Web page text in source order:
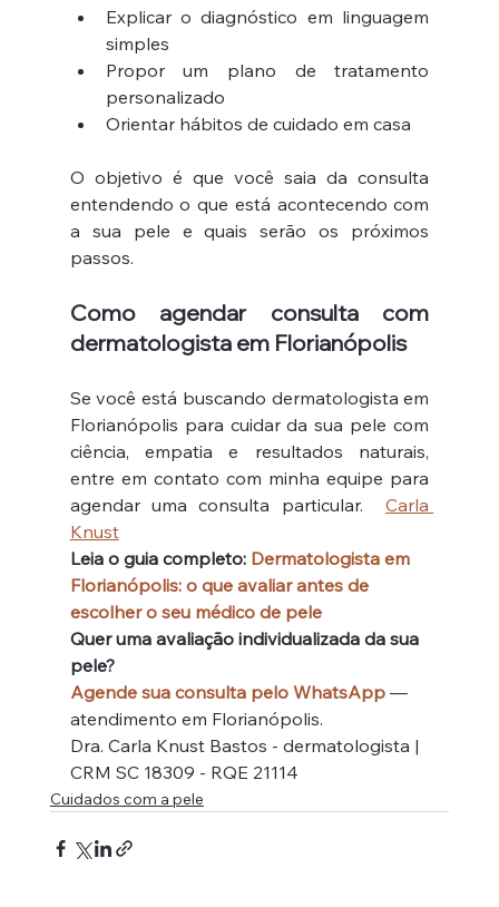
Explicar o diagnóstico em linguagem
simples
Propor um plano de tratamento
personalizado
Orientar hábitos de cuidado em casa
O objetivo é que você saia da consulta
entendendo o que está acontecendo com
a sua pele e quais serão os próximos
passos.
Como agendar consulta com
dermatologista em Florianópolis
Se você está buscando dermatologista em
Florianópolis para cuidar da sua pele com
ciência, empatia e resultados naturais,
entre em contato com minha equipe para
agendar uma consulta particular. Carla
Knust
Leia o guia completo: Dermatologista em
Florianópolis: o que avaliar antes de
escolher o seu médico de pele
Quer uma avaliação individualizada da sua
pele?
Agende sua consulta pelo WhatsApp —
atendimento em Florianópolis.
Dra. Carla Knust Bastos - dermatologista |
CRM SC 18309 - RQE 21114
Cuidados com a pele